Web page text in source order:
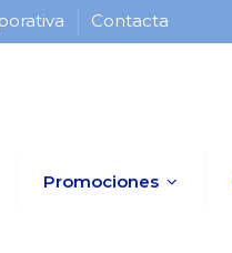
Contacta
Promociones